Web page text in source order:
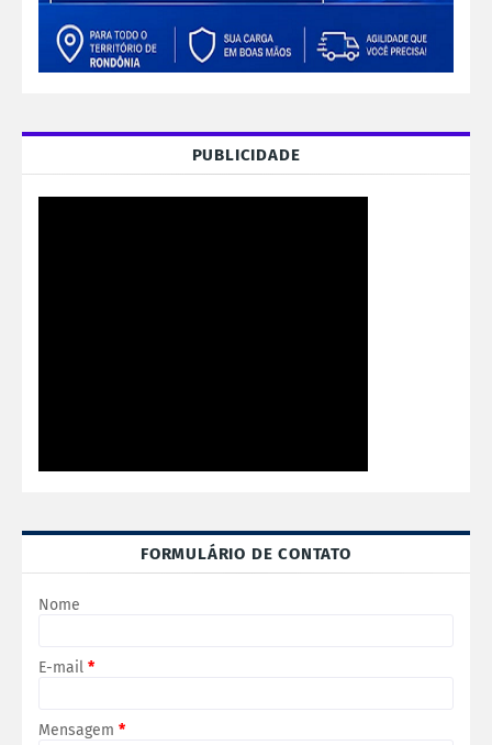
PUBLICIDADE
FORMULÁRIO DE CONTATO
Nome
E-mail *
Mensagem *